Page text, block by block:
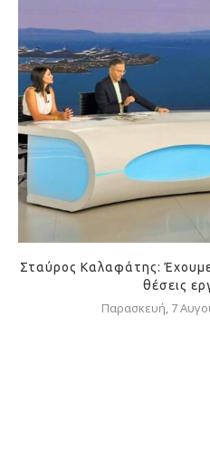
Σταύρος Καλαφάτης:
θέσεις
Παρασκευή, 7